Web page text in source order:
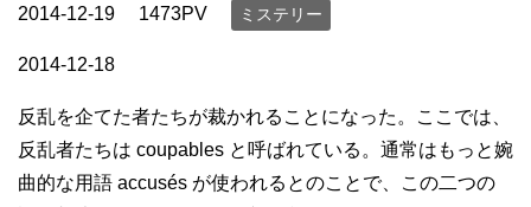
2014-12-19 1473PV ミステリー
2014-12-18
反乱を企てた者たちが裁かれることになった。ここでは、
反乱者たちは coupables と呼ばれている。通常はもっと婉
曲的な用語 accusés が使われるとのことで、この二つの